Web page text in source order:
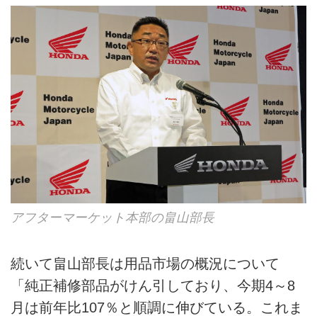
アフターマーケット本部の畠山部長
続いて畠山部長は用品市場の概況について
「純正補修部品がけん引しており、今期4～8
月は前年比107％と順調に伸びている。これま